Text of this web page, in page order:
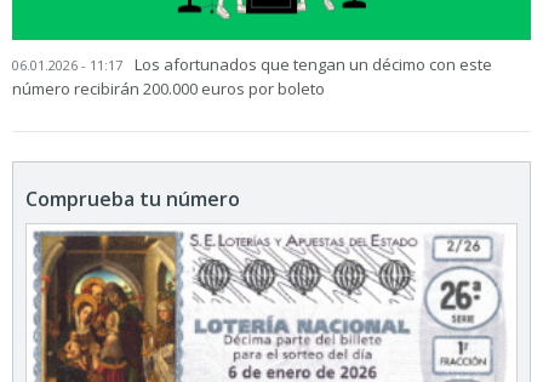
06.01.2026 - 11:17
Los afortunados que tengan un décimo con este
número recibirán 200.000 euros por boleto
Comprueba tu número